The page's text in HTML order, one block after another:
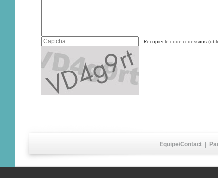
Recopier le code ci-dessous
Equipe/Contact